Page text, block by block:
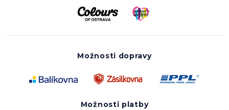
Možnosti dopravy
Možnosti platby